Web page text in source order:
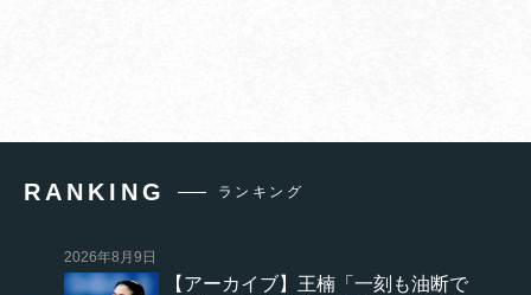
RANKING ランキング
2026年8月9日
【アーカイブ】王楠「一刻も油断で